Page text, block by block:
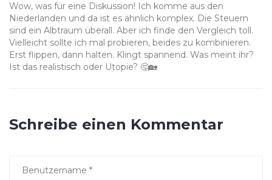
Wow, was für eine Diskussion! Ich komme aus den
Niederlanden und da ist es ähnlich komplex. Die Steuern
sind ein Albtraum überall. Aber ich finde den Vergleich toll.
Vielleicht sollte ich mal probieren, beides zu kombinieren.
Erst flippen, dann halten. Klingt spannend. Was meint ihr?
Ist das realistisch oder Utopie? 🤔🏡
Schreibe einen Kommentar